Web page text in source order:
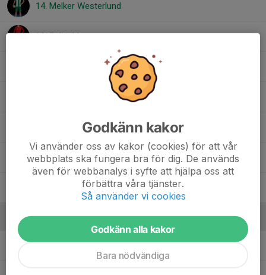
14. Melker Westerlund
18. Folke Ljung
33. Carl Resare
34. Stig Lönnqvist
36. Linus Ringius
Ledare
Hanna NemanAssisterande, Målvaktstränare &
Godkänn kakor
Vi använder oss av kakor (cookies) för att vår
webbplats ska fungera bra för dig. De används
även för webbanalys i syfte att hjälpa oss att
förbättra våra tjänster.
Så använder vi cookies
Godkänn alla kakor
Bara nödvändiga